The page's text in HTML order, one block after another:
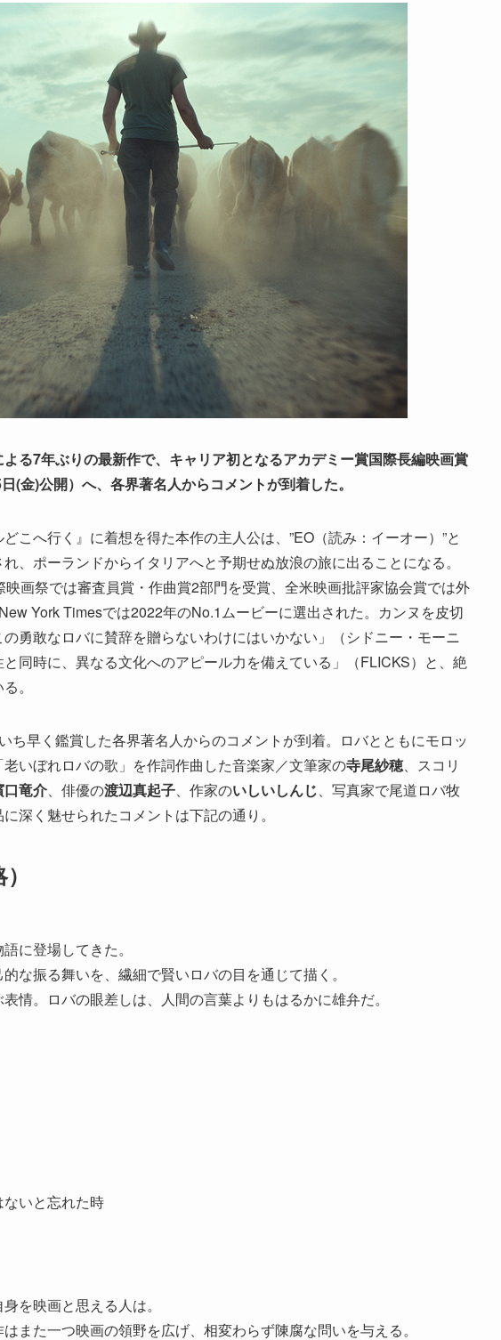
る7年ぶりの最新作で、キャリア初となるアカデミー賞国際長編映画賞
(金)公開）へ、各界著名人からコメントが到着した。
こへ行く』に着想を得た本作の主人公は、”EO（読み：イーオー）”と
、ポーランドからイタリアへと予期せぬ放浪の旅に出ることになる。
画祭では審査員賞・作曲賞2部門を受賞、全米映画批評家協会賞では外
York Timesでは2022年のNo.1ムービーに選出された。カンヌを皮切
勇敢なロバに賛辞を贈らないわけにはいかない」（シドニー・モーニ
同時に、異なる文化へのアピール力を備えている」（FLICKS）と、絶
。
ち早く鑑賞した各界著名人からのコメントが到着。ロバとともにモロッ
老いぼれロバの歌」を作詞作曲した音楽家／文筆家の寺尾紗穂、スコリ
口竜介、俳優の渡辺真起子、作家のいしいしんじ、写真家で尾道ロバ牧
深く魅せられたコメントは下記の通り。
に登場してきた。
な振る舞いを、繊細で賢いロバの目を通じて描く。
情。ロバの眼差しは、人間の言葉よりもはるかに雄弁だ。
いと忘れた時
を映画と思える人は。
また一つ映画の領野を広げ、相変わらず陳腐な問いを与える。